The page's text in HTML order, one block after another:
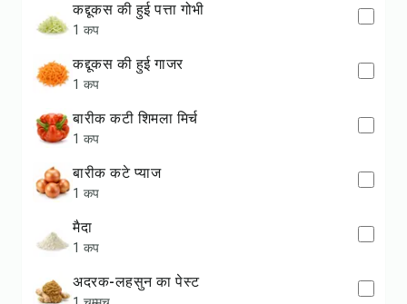
कद्दूकस की हुई पत्ता गोभी
1 कप
कद्दूकस की हुई गाजर
1 कप
बारीक कटी शिमला मिर्च
1 कप
बारीक कटे प्याज
1 कप
मैदा
1 कप
अदरक-लहसुन का पेस्ट